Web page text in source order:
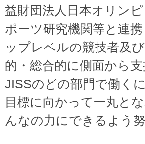
益財団法人日本オリン
ポーツ研究機関等と連
ップレベルの競技者及
的・総合的に側面から
JISSのどの部門で働く
目標に向かって一丸と
んなの力にできるよう